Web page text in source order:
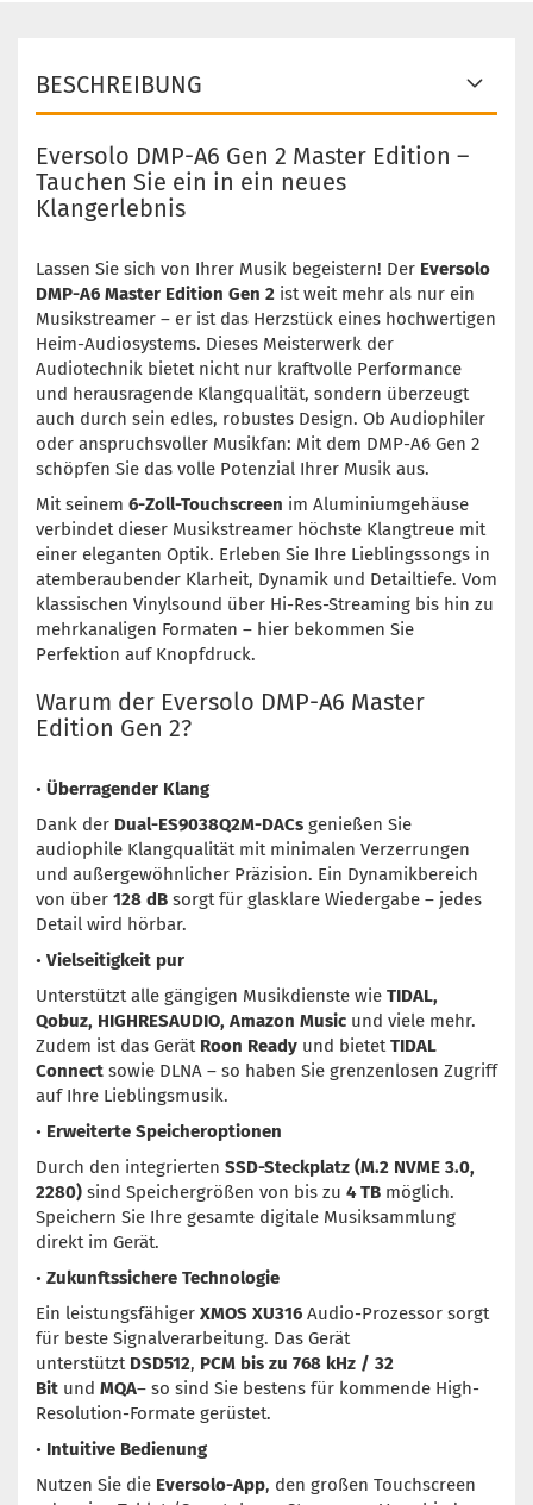
BESCHREIBUNG
Eversolo DMP-A6 Gen 2 Master Edition –
Tauchen Sie ein in ein neues
Klangerlebnis
Lassen Sie sich von Ihrer Musik begeistern! Der Eversolo
DMP-A6 Master Edition Gen 2 ist weit mehr als nur ein
Musikstreamer – er ist das Herzstück eines hochwertigen
Heim-Audiosystems. Dieses Meisterwerk der
Audiotechnik bietet nicht nur kraftvolle Performance
und herausragende Klangqualität, sondern überzeugt
auch durch sein edles, robustes Design. Ob Audiophiler
oder anspruchsvoller Musikfan: Mit dem DMP-A6 Gen 2
schöpfen Sie das volle Potenzial Ihrer Musik aus.
Mit seinem 6-Zoll-Touchscreen im Aluminiumgehäuse
verbindet dieser Musikstreamer höchste Klangtreue mit
einer eleganten Optik. Erleben Sie Ihre Lieblingssongs in
atemberaubender Klarheit, Dynamik und Detailtiefe. Vom
klassischen Vinylsound über Hi-Res-Streaming bis hin zu
mehrkanaligen Formaten – hier bekommen Sie
Perfektion auf Knopfdruck.
Warum der Eversolo DMP-A6 Master
Edition Gen 2?
• Überragender Klang
Dank der Dual-ES9038Q2M-DACs genießen Sie
audiophile Klangqualität mit minimalen Verzerrungen
und außergewöhnlicher Präzision. Ein Dynamikbereich
von über 128 dB sorgt für glasklare Wiedergabe – jedes
Detail wird hörbar.
• Vielseitigkeit pur
Unterstützt alle gängigen Musikdienste wie TIDAL,
Qobuz, HIGHRESAUDIO, Amazon Music und viele mehr.
Zudem ist das Gerät Roon Ready und bietetTIDAL
Connect sowie DLNA – so haben Sie grenzenlosen Zugriff
auf Ihre Lieblingsmusik.
• Erweiterte Speicheroptionen
Durch den integrierten SSD-Steckplatz (M.2 NVME 3.0,
2280) sind Speichergrößen von bis zu 4 TB möglich.
Speichern Sie Ihre gesamte digitale Musiksammlung
direkt im Gerät.
• Zukunftssichere Technologie
Ein leistungsfähiger XMOS XU316 Audio-Prozessor sorgt
für beste Signalverarbeitung. Das Gerät
unterstützt DSD512, PCM bis zu 768 kHz / 32
Bit und MQA– so sind Sie bestens für kommende High-
Resolution-Formate gerüstet.
• Intuitive Bedienung
Nutzen Sie die Eversolo-App, den großen Touchscreen